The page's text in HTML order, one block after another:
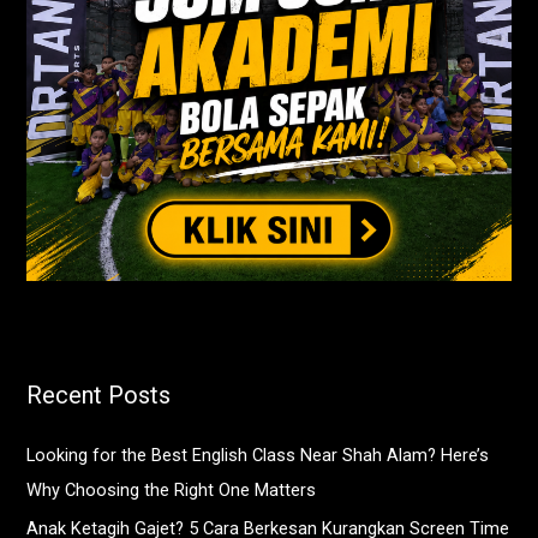
Recent Posts
Looking for the Best English Class Near Shah Alam? Here’s
Why Choosing the Right One Matters
Anak Ketagih Gajet? 5 Cara Berkesan Kurangkan Screen Time